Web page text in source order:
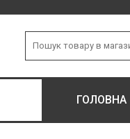
ГОЛОВНА